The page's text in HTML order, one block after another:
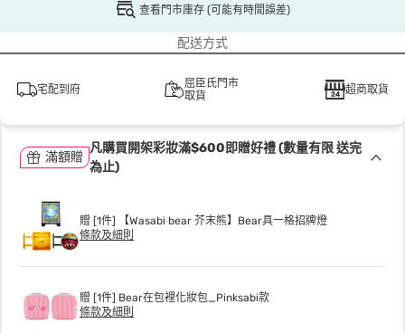
查看門市庫存 (可能有時間誤差)
配送方式
宅配到府
屈臣氏門市
取貨
超商取貨
滿額贈
凡購買開架彩妝滿$600即贈好禮 (數量有限 送完
為止)
贈 [1件] 【Wasabi bear 芥末熊】Bear具一格招牌燈
條款及細則
贈 [1件] Bear在包裡化妝包_Pinksabi款
條款及細則